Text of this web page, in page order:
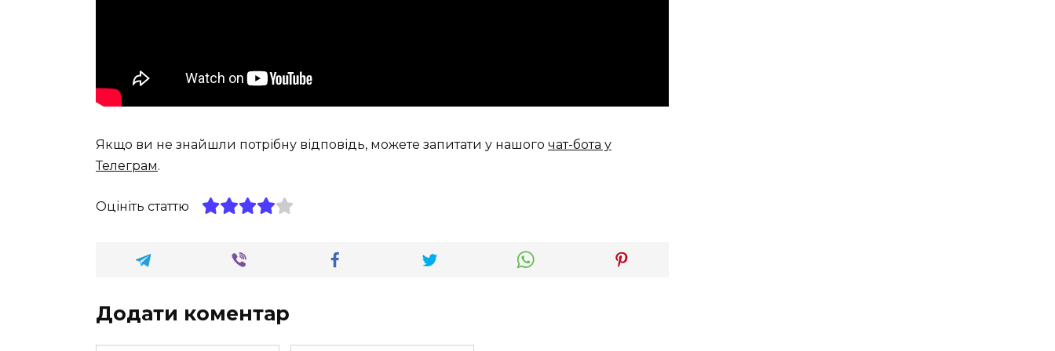
Якщо ви не знайшли потрібну відповідь, можете запитати у нашого чат-бота у
Телеграм.
Оцініть статтю
Додати коментар